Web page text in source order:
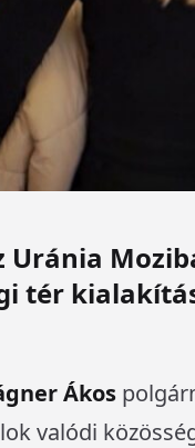
Uránia
tér
Ákos
valódi